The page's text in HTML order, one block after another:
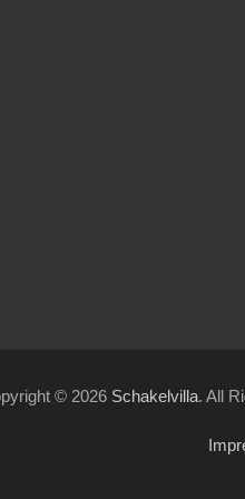
© 2026 Schakelvilla. All